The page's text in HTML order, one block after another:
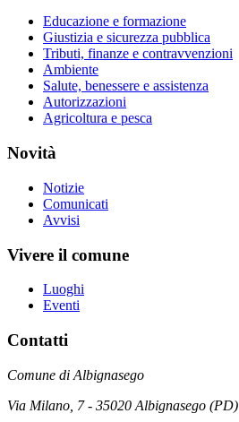
Educazione e formazione
Giustizia e sicurezza pubblica
Tributi, finanze e contravvenzioni
Ambiente
Salute, benessere e assistenza
Autorizzazioni
Agricoltura e pesca
Novità
Notizie
Comunicati
Avvisi
Vivere il comune
Luoghi
Eventi
Contatti
Comune di Albignasego
Via Milano, 7 - 35020 Albignasego (PD)